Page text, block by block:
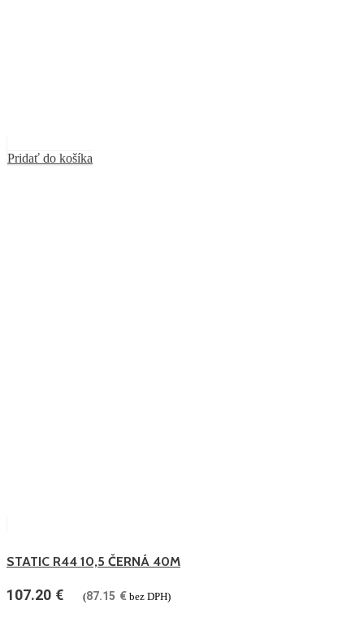
Pridať do košíka
STATIC R44 10,5 ČERNÁ 40M
107.20 € (87.15 € bez DPH)